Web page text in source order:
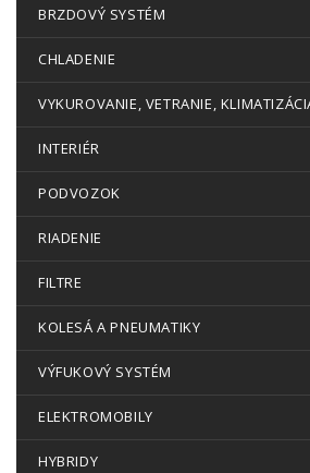
BRZDOVÝ SYSTÉM
CHLADENIE
VYKUROVANIE, VETRANIE,
INTERIÉR
PODVOZOK
RIADENIE
FILTRE
KOLESÁ A PNEUMATIKY
VÝFUKOVÝ SYSTÉM
ELEKTROMOBILY
HYBRIDY